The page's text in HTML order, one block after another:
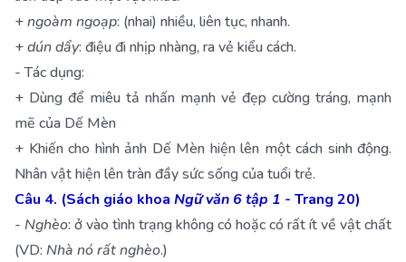
+ngoàm ngoạp: (nhai) nhiều, liên tục, nhanh.
+dún dẩy: điệu đi nhịp nhàng, ra vẻ kiểu cách.
- Tác dụng:
+ Dùng để miêu tả nhấn mạnh vẻ đẹp cường tráng, mạnh
mẽ của Dế Mèn
+ Khiến cho hình ảnh Dế Mèn hiện lên một cách sinh động.
Nhân vật hiện lên tràn đầy sức sống của tuổi trẻ.
Câu 4. (Sách giáo khoa Ngữ văn 6 tập 1 - Trang 20)
- Nghèo: ở vào tình trạng không có hoặc có rất ít về vật chất
(VD: Nhà nó rất nghèo.)